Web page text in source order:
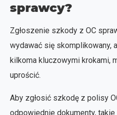
sprawcy?
Zgłoszenie szkody z OC
wydawać się skomplikowany,
kilkoma kluczowymi krokami,
uprościć.
Aby zgłosić szkodę z polisy
odpowiednie dokumenty,